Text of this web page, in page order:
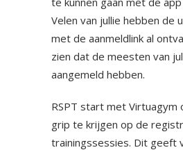
Velen van jullie hebben de
met de aanmeldlink al
zien dat de meesten van
aangemeld hebben.
RSPT start met Virtuagym
grip te krijgen op de
trainingssessies. Dit geeft